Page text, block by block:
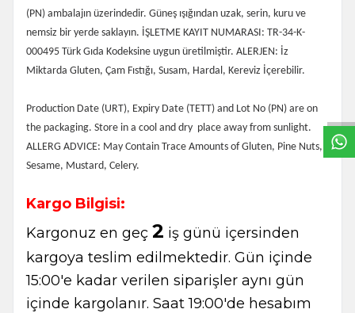
(PN) ambalajın üzerindedir. Güneş ışığından uzak, serin, kuru ve
nemsiz bir yerde saklayın. İŞLETME KAYIT NUMARASI: TR-34-K-
000495 Türk Gıda Kodeksine uygun üretilmiştir. ALERJEN: İz
Miktarda Gluten, Çam Fıstığı, Susam, Hardal, Kereviz İçerebilir.
Production Date (URT), Expiry Date (TETT) and Lot No (PN) are on
the packaging. Store in a cool and dry place away from sunlight.
ALLERG ADVICE: May Contain Trace Amounts of Gluten, Pine Nuts,
Sesame, Mustard, Celery.
Kargo Bilgisi:
Kargonuz en geç 2 iş günü içersinden
kargoya teslim edilmektedir. Gün içinde
15:00'e kadar verilen siparişler aynı gün
içinde kargolanır. Saat 19:00'de hesabım